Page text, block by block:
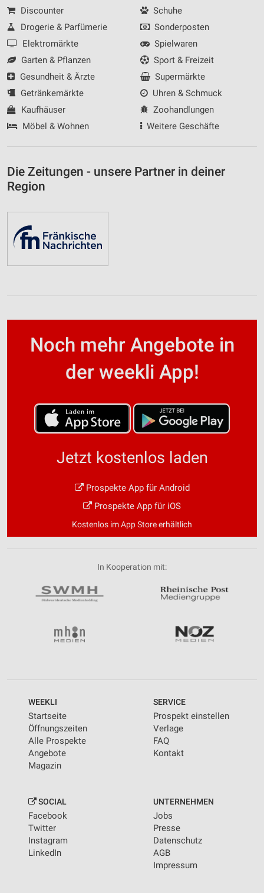
Discounter
Drogerie & Parfümerie
Elektromärkte
Garten & Pflanzen
Gesundheit & Ärzte
Getränkemärkte
Kaufhäuser
Möbel & Wohnen
Schuhe
Sonderposten
Spielwaren
Sport & Freizeit
Supermärkte
Uhren & Schmuck
Zoohandlungen
Weitere Geschäfte
Die Zeitungen - unsere Partner in deiner
Region
Noch mehr Angebote in
der weekli App!
Jetzt kostenlos laden
Prospekte App für Android
Prospekte App für iOS
Kostenlos im App Store erhältlich
In Kooperation mit:
WEEKLI
Startseite
Öffnungszeiten
Alle Prospekte
Angebote
Magazin
SERVICE
Prospekt einstellen
Verlage
FAQ
Kontakt
SOCIAL
Facebook
Twitter
Instagram
LinkedIn
UNTERNEHMEN
Jobs
Presse
Datenschutz
AGB
Impressum